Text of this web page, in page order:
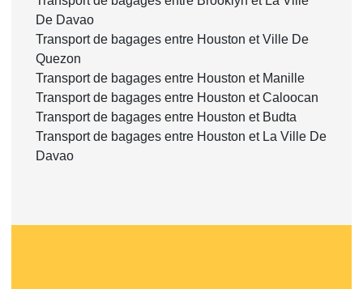
De Davao
Transport de bagages entre Houston et Ville De
Quezon
Transport de bagages entre Houston et Manille
Transport de bagages entre Houston et Caloocan
Transport de bagages entre Houston et Budta
Transport de bagages entre Houston et La Ville De
Davao